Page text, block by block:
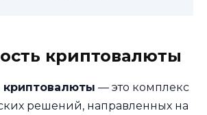
криптовалюты
криптовалюты — это комплекс
решений, направленных на